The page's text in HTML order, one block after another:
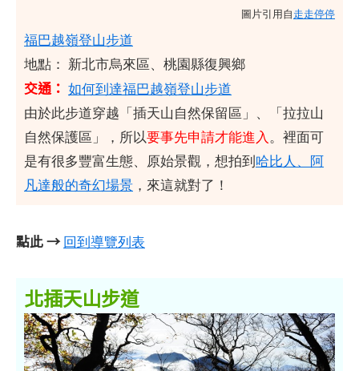
圖片引用自走走停停
福巴越嶺登山步道
地點： 新北市烏來區、桃園縣復興鄉
交通： 如何到達福巴越嶺登山步道
由於此步道穿越「插天山自然保留區」、「拉拉山
自然保護區」，所以要事先申請才能進入。裡面可
是有很多豐富生態、原始景觀，想拍到哈比人、阿
凡達般的奇幻場景 ，來這就對了！
點此 → 回到導覽列表
北插天山步道